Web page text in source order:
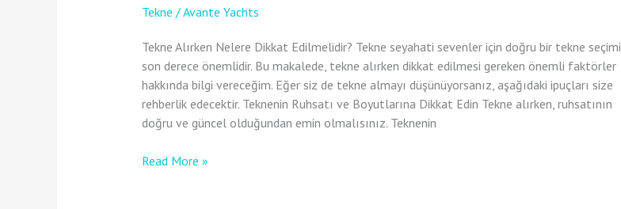
Tekne /Avante Yachts
Tekne Alırken Nelere Dikkat Edilmelidir? Tekne seyahati sevenler için doğru bir tekne seçimi
son derece önemlidir. Bu makalede, tekne alırken dikkat edilmesi gereken önemli faktörler
hakkında bilgi vereceğim. Eğer siz de tekne almayı düşünüyorsanız, aşağıdaki ipuçları size
rehberlik edecektir. Teknenin Ruhsatı ve Boyutlarına Dikkat Edin Tekne alırken, ruhsatının
doğru ve güncel olduğundan emin olmalısınız. Teknenin
Read More »